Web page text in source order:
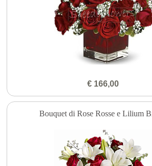
€ 166,00
Bouquet di Rose Rosse e Lilium